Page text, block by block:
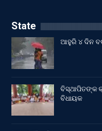
State
ଆହୁରି ୪ ଦିନ
ବିସ୍ଥାପିତଙ୍କ
ବିଧାୟକ